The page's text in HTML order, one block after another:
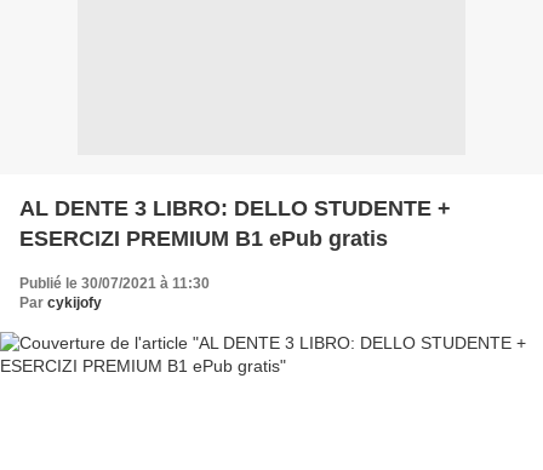
AL DENTE 3 LIBRO: DELLO STUDENTE +
ESERCIZI PREMIUM B1 ePub gratis
Publié le 30/07/2021 à 11:30
Par cykijofy